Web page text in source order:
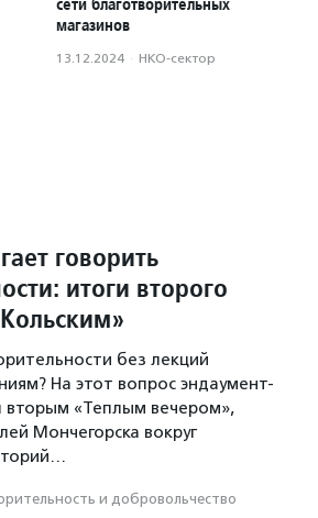
магазинов
13.12.2024 · НКО-сектор
говорить
итоги второго
без лекций
На этот вопрос эндаумент-
вторым «Теплым вечером»,
Мончегорска вокруг
и доброволь­чест­во